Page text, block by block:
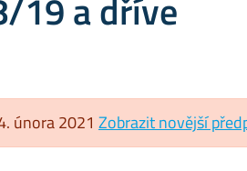
února 2021 Zobrazit novější